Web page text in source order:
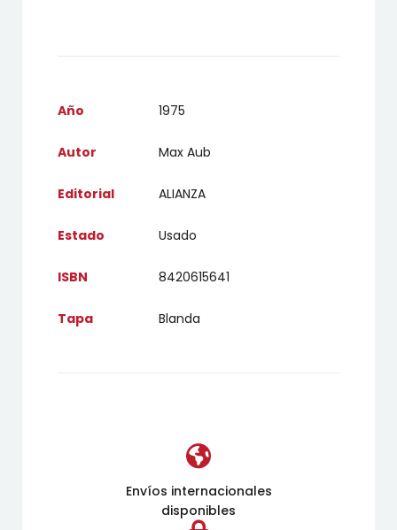
Año 1975
Autor Max Aub
Editorial ALIANZA
Estado Usado
ISBN 8420615641
Tapa Blanda
Envíos internacionales
disponibles